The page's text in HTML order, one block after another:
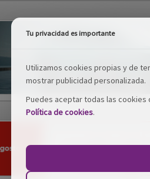
Tu privacidad es importante
Utilizamos cookies propias y de
mostrar publicidad personalizada.
Puedes aceptar todas las
Política de cookies.